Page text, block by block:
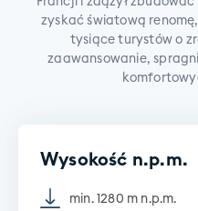
zyskać światową
tysiące turystów o
zaawansowanie,
Wysokość n.p.m.
min. 1280 m n.p.m.